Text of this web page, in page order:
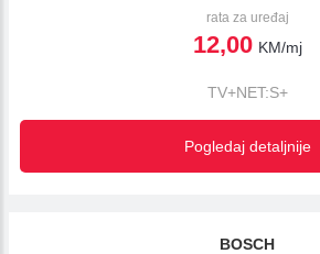
rata za uređaj
12,00 KM/mj
TV+NET:S+
Pogledaj detaljnije
BOSCH